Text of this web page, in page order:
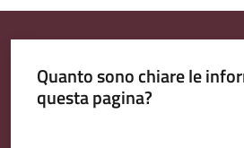
Quanto sono chiare le
questa pagina?